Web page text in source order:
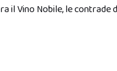
il Vino Nobile, le contrade